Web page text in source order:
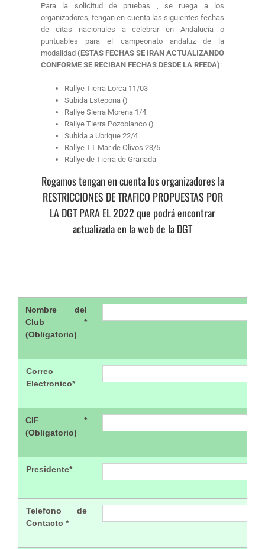
Para la solicitud de pruebas , se ruega a los
organizadores, tengan en cuenta las siguientes fechas
de citas nacionales a celebrar en Andalucía o
puntuables para el campeonato andaluz de la
modalidad (ESTAS FECHAS SE IRAN ACTUALIZANDO
CONFORME SE RECIBAN FECHAS DESDE LA RFEDA):
Rallye Tierra Lorca 11/03
Subida Estepona ()
Rallye Sierra Morena 1/4
Rallye Tierra Pozoblanco ()
Subida a Ubrique 22/4
Rallye TT Mar de Olivos 23/5
Rallye de Tierra de Granada
Rogamos tengan en cuenta los organizadores la
RESTRICCIONES DE TRAFICO PROPUESTAS POR
LA DGT PARA EL 2022 que podrá encontrar
actualizada en la web de la DGT
Nombre del
Club *
(Obligatorio)
Correo
Electronico*
CIF *
(Obligatorio)
Presidente*
Telefono de
Contacto *